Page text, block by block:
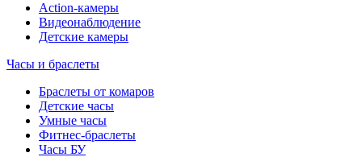
Action-камеры
Видеонаблюдение
Детские камеры
Часы и браслеты
Браслеты от комаров
Детские часы
Умные часы
Фитнес-браслеты
Часы БУ